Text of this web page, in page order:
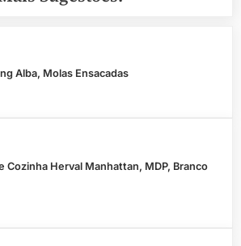
Alba, Molas Ensacadas
Cozinha Herval Manhattan, MDP, Branco